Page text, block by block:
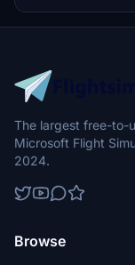
an enhanced
The largest free-to-
Microsoft Flight
2024.
Browse